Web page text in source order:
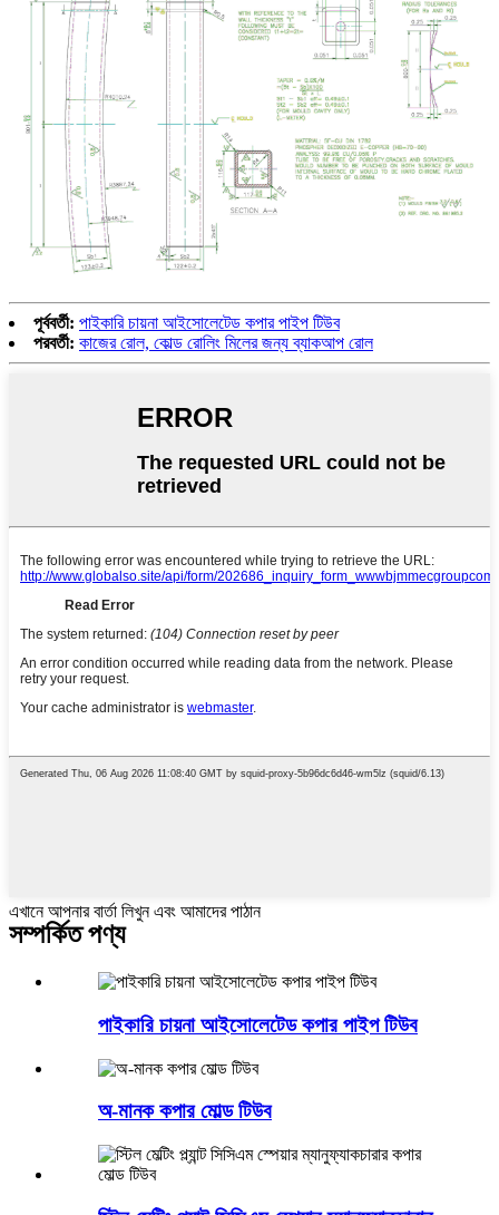
পূর্ববর্তী: পাইকারি চায়না আইসোলেটেড কপার পাইপ টিউব
পরবর্তী: কাজের রোল, কোল্ড রোলিং মিলের জন্য ব্যাকআপ রোল
এখানে আপনার বার্তা লিখুন এবং আমাদের পাঠান
সম্পর্কিত পণ্য
পাইকারি চায়না আইসোলেটেড কপার পাইপ টিউব
অ-মানক কপার মোল্ড টিউব